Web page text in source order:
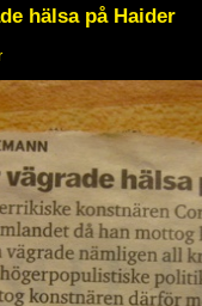
hälsa på Haider